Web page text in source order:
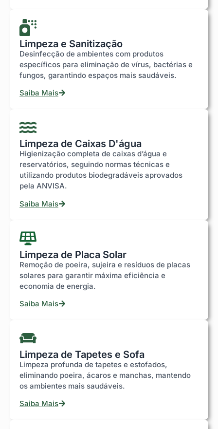
Limpeza e Sanitização
Desinfecção de ambientes com produtos
específicos para eliminação de vírus, bactérias e
fungos, garantindo espaços mais saudáveis.
Saiba Mais
Limpeza de Caixas D'água
Higienização completa de caixas d’água e
reservatórios, seguindo normas técnicas e
utilizando produtos biodegradáveis aprovados
pela ANVISA.
Saiba Mais
Limpeza de Placa Solar
Remoção de poeira, sujeira e resíduos de placas
solares para garantir máxima eficiência e
economia de energia.
Saiba Mais
Limpeza de Tapetes e Sofa
Limpeza profunda de tapetes e estofados,
eliminando poeira, ácaros e manchas, mantendo
os ambientes mais saudáveis.
Saiba Mais